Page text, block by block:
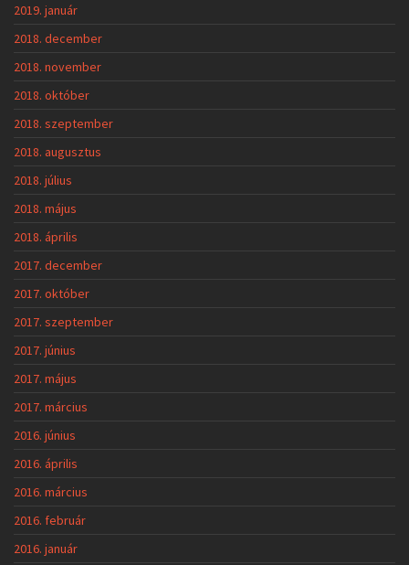
2019. január
2018. december
2018. november
2018. október
2018. szeptember
2018. augusztus
2018. július
2018. május
2018. április
2017. december
2017. október
2017. szeptember
2017. június
2017. május
2017. március
2016. június
2016. április
2016. március
2016. február
2016. január